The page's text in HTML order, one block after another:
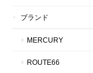
ブランド
MERCURY
ROUTE66